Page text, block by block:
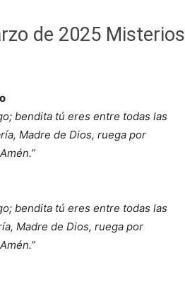
de 2025 Misterios
bendita tú eres entre todas las
Madre de Dios, ruega por
bendita tú eres entre todas las
Madre de Dios, ruega por